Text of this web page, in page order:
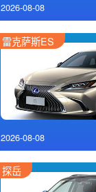
2026-08-08
雷克萨斯ES
2026-08-08
探岳